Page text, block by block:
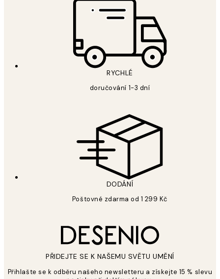
RYCHLÉ
doručování 1-3 dní
DODÁNÍ
Poštovné zdarma od 1 299 Kč
PŘIDEJTE SE K NAŠEMU SVĚTU UMĚNÍ
Přihlašte se k odběru našeho newsletteru a získejte 15 % slevu